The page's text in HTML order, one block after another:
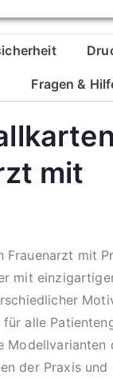
Fragen &
mit
Frauenarzt mit
mit
alle
Modellvarianten
der Praxis und